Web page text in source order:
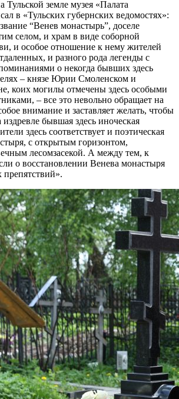
Тульской земле музея «Палата
в «Тульских губернских ведомостях»:
“Венев монастырь”, доселе
селом, и храм в виде соборной
и особое отношение к нему жителей
и разного рода легенды с
о некогда бывших здесь
– князе Юрии Смоленском и
коих могилы отмечены здесь особыми
– все это невольно обращает на
внимание и заставляет желать, чтобы
бывшая здесь иноческая
здесь соответствует и поэтическая
с открытым горизонтом,
лесом­засекой. А между тем, к
о восстановлении Венева монастыря
препятствий».